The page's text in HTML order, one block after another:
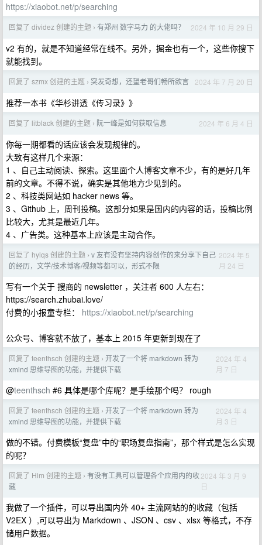
https://xiaobot.net/p/searching
回复了 dividez 创建的主题 › 有郑州 数字马力 的大佬吗？ 2024 年 10 月 29 日
v2 有的，就是不知道经常在线不。另外，掘金也有一个，这些你搜下
就能找到。
回复了 szmx 创建的主题 › 突发奇想，还望老哥们畅所欲言 2024 年 7 月 20 日
推荐一本书《华杉讲透《传习录》》
回复了 litblack 创建的主题 › 阮一峰是如何获取信息 2024 年 6 月 4 日
你每一期都看的话应该会发现规律的。
大致有这样几个来源：
1 、自己主动阅读、探索。这里面个人博客文章不少，有的是好几年
前的文章。不得不说，确实是其他地方少见到的。
2 、科技类网站如 hacker news 等。
3 、Github 上，周刊投稿。这部分如果是国内的内容的话，投稿比例
比较大，尤其是最近几年。
4 、广告类。这种基本上应该是主动合作。
回复了 hylqs 创建的主题 › v 友有没有坚持内容创作的来分享下自己
的经历，文学/技术博客/视频等都可以，形式不限
2024 年 5
月 24 日
写有一个关于 搜商的 newsletter ，关注者 600 人左右：
https://search.zhubai.love/
付费的小报童专栏： https://xiaobot.net/p/searching
公众号、博客就不放了，基本上 2015 年更新到现在了
回复了 teenthsch 创建的主题 › 开发了一个将 markdown 转为
xmind 思维导图的功能，并提供下载
2024 年 4
月 7 日
@teenthsch #6 具体是哪个库呢？是手绘那个吗？ rough
回复了 teenthsch 创建的主题 › 开发了一个将 markdown 转为
xmind 思维导图的功能，并提供下载
2024 年 4
月 3 日
做的不错。付费模板“复盘”中的“职场复盘指南”，那个样式是怎么实现
的呢？
回复了 Him 创建的主题 › 有没有工具可以管理各个应用内的收
藏
2024 年 3 月 9
日
我做了一个插件，可以导出国内外 40+ 主流网站的的收藏（包括
V2EX ）,可以导出为 Markdown 、JSON 、csv 、xlsx 等格式，不存
储用户数据。